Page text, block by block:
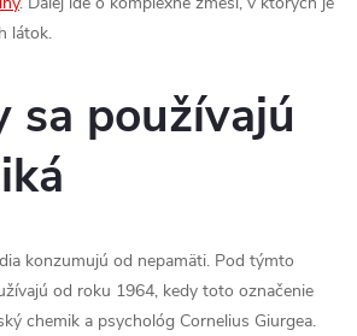
látok.
sa používajú
konzumujú od nepamäti. Pod týmto
od roku 1964, kedy toto označenie
chemik a psychológ Cornelius Giurgea.